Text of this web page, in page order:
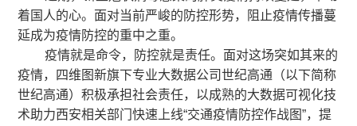
着国人的心。面对当前严峻的防控形势，阻止疫情传播蔓
延成为疫情防控的重中之重。
疫情就是命令，防控就是责任。面对这场突如其来的
疫情，四维图新旗下专业大数据公司世纪高通（以下简称
世纪高通）积极承担社会责任，以成熟的大数据可视化技
术助力西安相关部门快速上线“交通疫情防控作战图”，提